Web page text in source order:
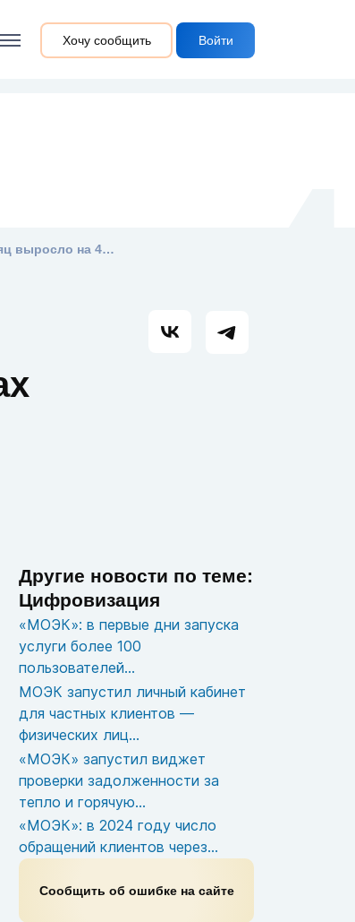
Войти
Хочу сообщить
Стать
«МОЭК»: число пользователей личного кабинета для физлиц на прямых договорах за месяц выросло на 46%
Другие новости по теме:
Цифровизация
«МОЭК»: в первые дни запуска
услуги более 100
пользователей...
МОЭК запустил личный кабинет
для частных клиентов —
физических лиц...
«МОЭК» запустил виджет
проверки задолженности за
тепло и горячую...
«МОЭК»: в 2024 году число
обращений клиентов через...
Сообщить об ошибке на сайте